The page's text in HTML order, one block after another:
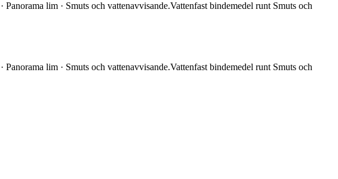
lim · Smuts och vattenavvisande.Vattenfast bindemedel runt Smuts och
lim · Smuts och vattenavvisande.Vattenfast bindemedel runt Smuts och